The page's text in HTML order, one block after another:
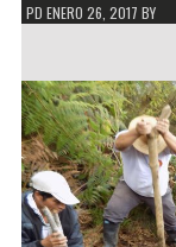
PD ENERO 26, 2017 BY